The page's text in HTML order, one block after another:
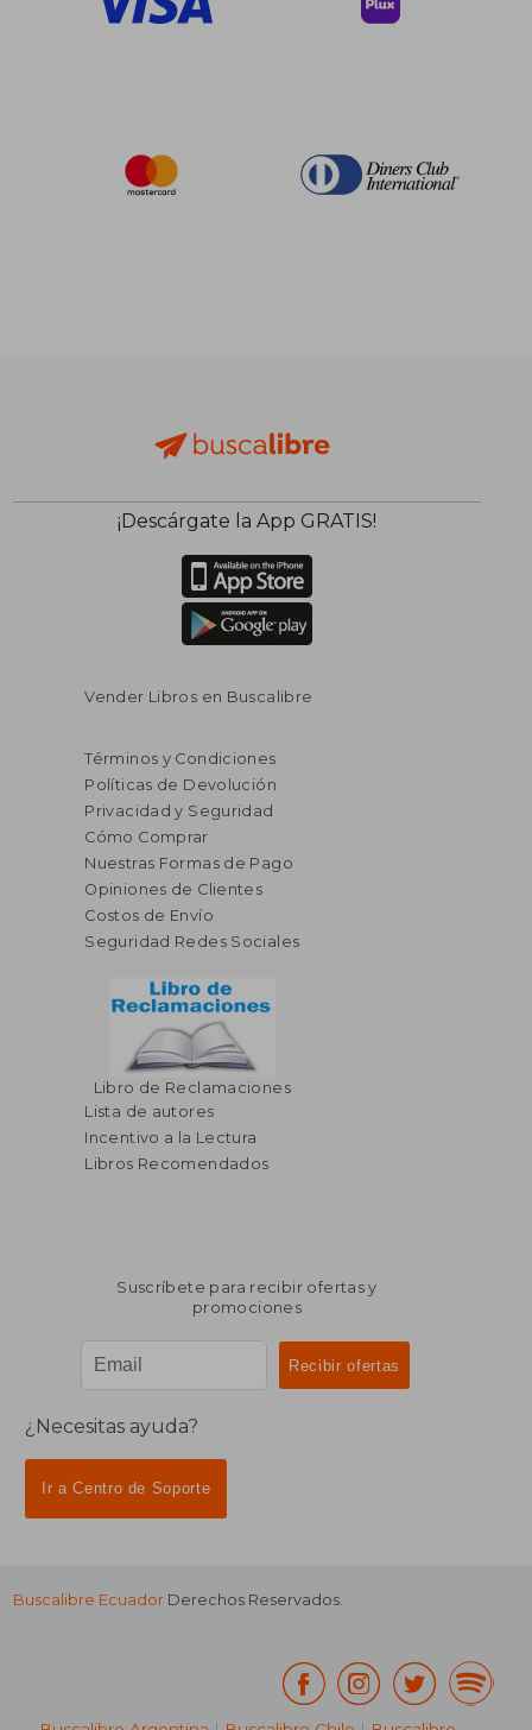
¡Descárgate la App GRATIS!
Vender Libros en Buscalibre
Términos y Condiciones
Políticas de Devolución
Privacidad y Seguridad
Cómo Comprar
Nuestras Formas de Pago
Opiniones de Clientes
Costos de Envío
Seguridad Redes Sociales
Libro de Reclamaciones
Lista de autores
Incentivo a la Lectura
Libros Recomendados
Suscríbete para recibir ofertas y
promociones
¿Necesitas ayuda?
Ir a Centro de Soporte
Buscalibre Ecuador Derechos Reservados.